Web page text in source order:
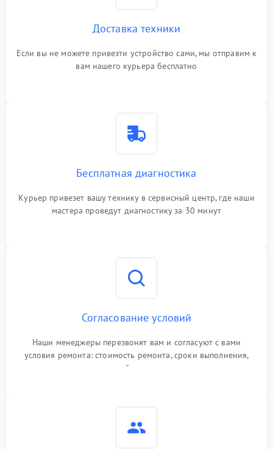
Доставка техники
Если вы не можете привезти устройство сами, мы отправим к
вам нашего курьера бесплатно
Бесплатная диагностика
Курьер привезет вашу технику в сервисный центр, где наши
мастера проведут диагностику за 30 минут
Согласование условий
Наши менеджеры перезвонят вам и согласуют с вами
условия ремонта: стоимость ремонта, сроки выполнения,
гарантийные условия